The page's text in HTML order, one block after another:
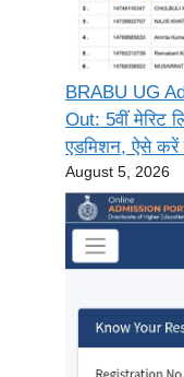
BRABU UG
Out: 5वीं मेरिट
एडमिशन, ऐसे करें
August 5, 2026